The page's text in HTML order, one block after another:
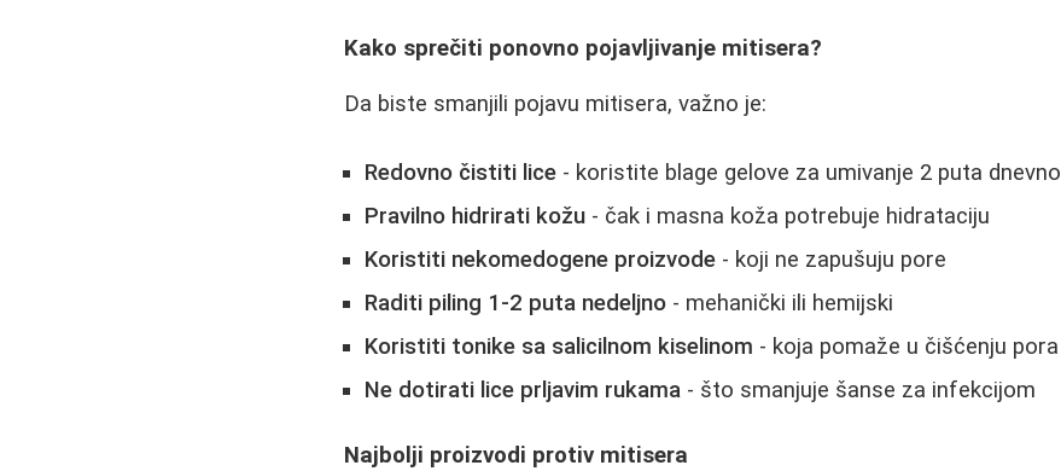
Kako sprečiti ponovno pojavljivanje mitisera?
Da biste smanjili pojavu mitisera, važno je:
Redovno čistiti lice - koristite blage gelove za umivanje 2 puta dnevno
Pravilno hidrirati kožu - čak i masna koža potrebuje hidrataciju
Koristiti nekomedogene proizvode - koji ne zapušuju pore
Raditi piling 1-2 puta nedeljno - mehanički ili hemijski
Koristiti tonike sa salicilnom kiselinom - koja pomaže u čišćenju pora
Ne dotirati lice prljavim rukama - što smanjuje šanse za infekcijom
Najbolji proizvodi protiv mitisera